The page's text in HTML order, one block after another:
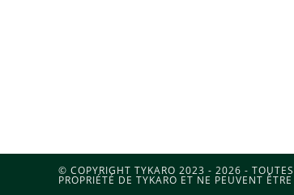
© COPYRIGHT TYKARO 2023 - 2026 -
PROPRIÉTÉ DE TYKARO ET NE PEUVENT